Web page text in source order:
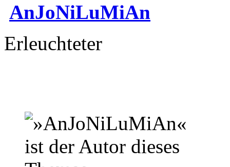
AnJoNiLuMiAn
Erleuchteter